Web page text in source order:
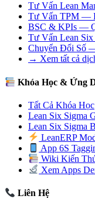
Tư Vấn Lean
Tư Vấn TPM —
BSC & KPIs —
Tư Vấn Lean Six
Chuyển Đổi Số
→ Xem tất cả
Khóa Học & Ứng
Tất Cả Khóa Học
Lean Six Sigma
Lean Six Sigma
LeanERP
App 6S
Wiki Kiến
Xem Apps
Liên Hệ